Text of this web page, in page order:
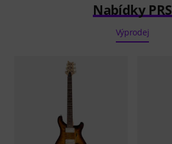
Nabídky PRS
Výprodej